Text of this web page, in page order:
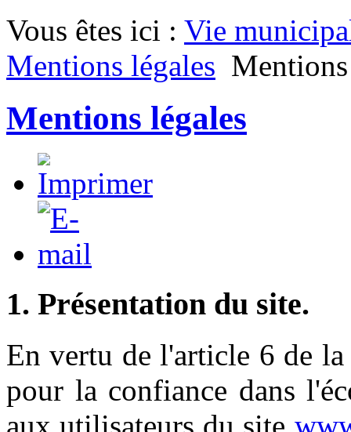
Vous êtes ici : Vie
Mentions légales
Mentions légales
1. Présentation du site.
En vertu de l'article 6 de
pour la confiance dans